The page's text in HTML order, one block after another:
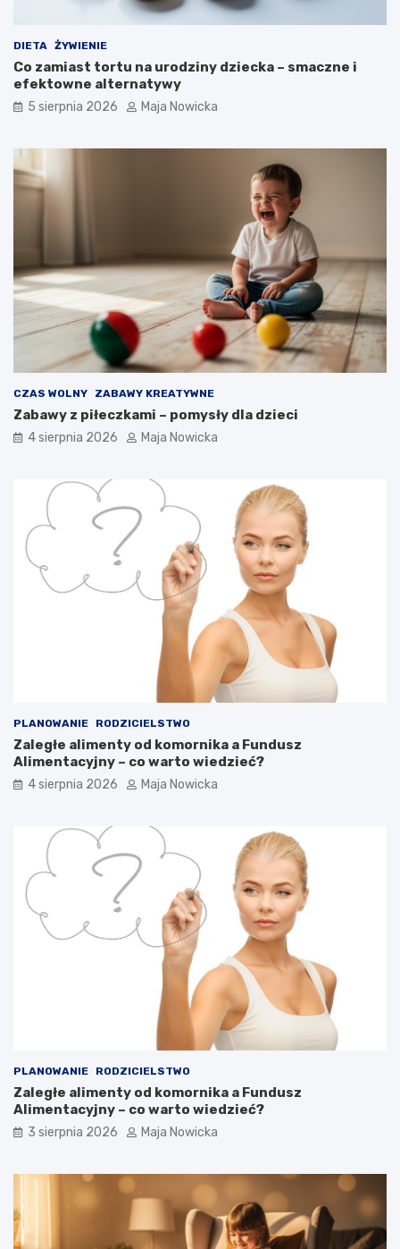
DIETA ŻYWIENIE
Co zamiast tortu na urodziny dziecka – smaczne i
efektowne alternatywy
5 sierpnia 2026 Maja Nowicka
CZAS WOLNY ZABAWY KREATYWNE
Zabawy z piłeczkami – pomysły dla dzieci
4 sierpnia 2026 Maja Nowicka
PLANOWANIE RODZICIELSTWO
Zaległe alimenty od komornika a Fundusz
Alimentacyjny – co warto wiedzieć?
4 sierpnia 2026 Maja Nowicka
PLANOWANIE RODZICIELSTWO
Zaległe alimenty od komornika a Fundusz
Alimentacyjny – co warto wiedzieć?
3 sierpnia 2026 Maja Nowicka